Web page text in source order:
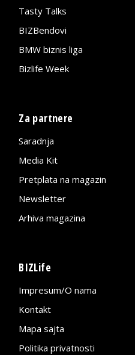
Tasty Talks
BIZBendovi
BMW biznis liga
Bizlife Week
Za partnere
Saradnja
Media Kit
Pretplata na magazin
Newsletter
Arhiva magazina
BIZLife
Impresum/O nama
Kontakt
Mapa sajta
Politika privatnosti